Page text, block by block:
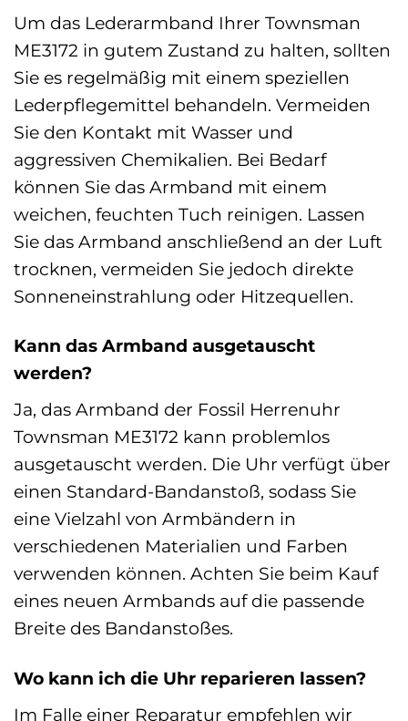
Um das Lederarmband Ihrer Townsman
ME3172 in gutem Zustand zu halten, sollten
Sie es regelmäßig mit einem speziellen
Lederpflegemittel behandeln. Vermeiden
Sie den Kontakt mit Wasser und
aggressiven Chemikalien. Bei Bedarf
können Sie das Armband mit einem
weichen, feuchten Tuch reinigen. Lassen
Sie das Armband anschließend an der Luft
trocknen, vermeiden Sie jedoch direkte
Sonneneinstrahlung oder Hitzequellen.
Kann das Armband ausgetauscht
werden?
Ja, das Armband der Fossil Herrenuhr
Townsman ME3172 kann problemlos
ausgetauscht werden. Die Uhr verfügt über
einen Standard-Bandanstoß, sodass Sie
eine Vielzahl von Armbändern in
verschiedenen Materialien und Farben
verwenden können. Achten Sie beim Kauf
eines neuen Armbands auf die passende
Breite des Bandanstoßes.
Wo kann ich die Uhr reparieren lassen?
Im Falle einer Reparatur empfehlen wir